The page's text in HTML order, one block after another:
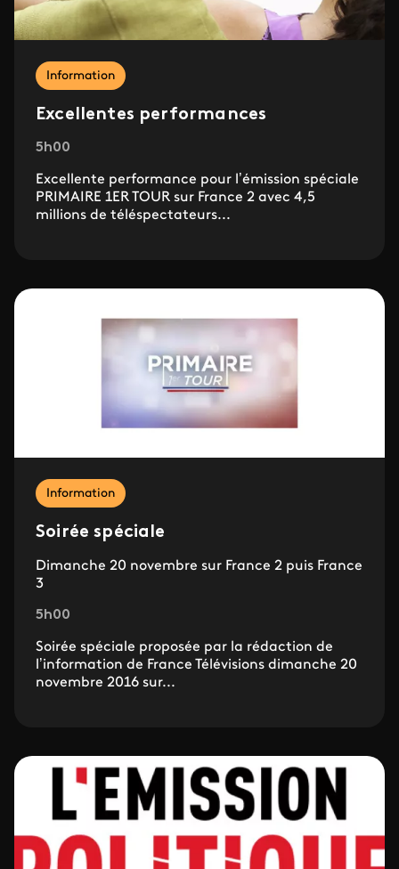
Information
Excellentes performances
5h00
Excellente performance pour l’émission spéciale
PRIMAIRE 1ER TOUR sur France 2 avec 4,5
millions de téléspectateurs...
Information
Soirée spéciale
Dimanche 20 novembre sur France 2 puis France
3
5h00
Soirée spéciale proposée par la rédaction de
l’information de France Télévisions dimanche 20
novembre 2016 sur...